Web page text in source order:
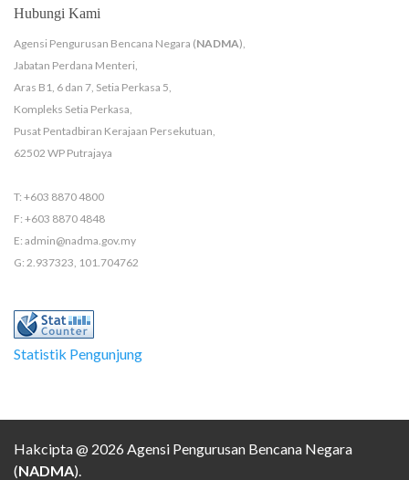
Hubungi Kami
Agensi Pengurusan Bencana Negara (NADMA),
Jabatan Perdana Menteri,
Aras B1, 6 dan 7, Setia Perkasa 5,
Kompleks Setia Perkasa,
Pusat Pentadbiran Kerajaan Persekutuan,
62502 WP Putrajaya
T: +603 8870 4800
F: +603 8870 4848
E: admin@nadma.gov.my
G: 2.937323, 101.704762
Statistik Pengunjung
Hakcipta @ 2026 Agensi Pengurusan Bencana Negara
(NADMA).